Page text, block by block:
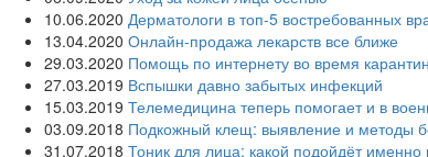
10.06.2020 Дерматологи в топ-5 востребованных
13.04.2020 Онлайн-продажа лекарств все ближе
29.03.2020 Помощь по интернету во время
27.03.2019 Вспышки давно забытых инфекций
15.03.2019 Телемедицина теперь помогает и в
03.09.2018 Подкожный клещ: выявление и методы
31.07.2018 Тоник для лица: какой подойдёт именно